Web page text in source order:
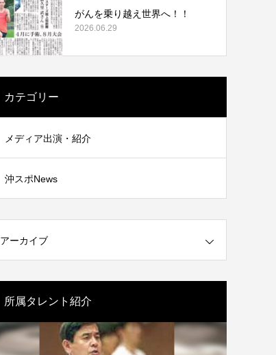
がんを乗り越え世界へ！！
2026.06.29
カテゴリー
メディア出演・紹介
沖スポNews
アーカイブ
所属タレント紹介